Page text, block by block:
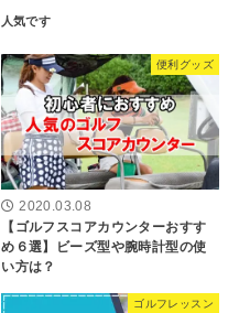
便利グッズ
2020.03.08
【ゴルフスコアカウンターおすす
め６選】ビーズ型や腕時計型の使
い方は？
ゴルフレッスン